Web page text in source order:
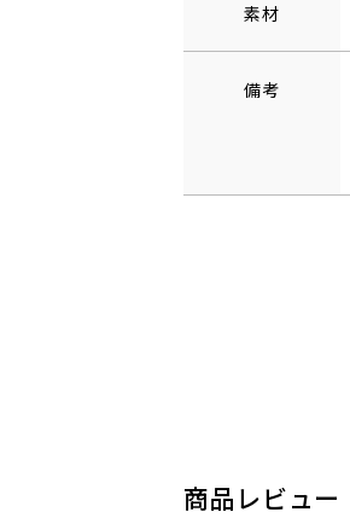
素材
備考
商品レビュー